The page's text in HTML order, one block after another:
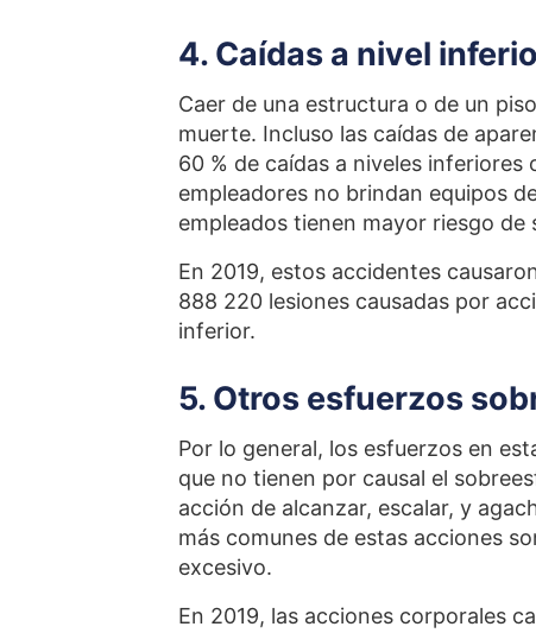
4. Caídas a nivel
Caer de una estructura o de un
muerte. Incluso las caídas de
60 % de caídas a niveles
empleadores no brindan equipos
empleados tienen mayor riesgo de
En 2019, estos accidentes
888 220 lesiones causadas por
inferior.
5. Otros esfuerzos
Por lo general, los esfuerzos en
que no tienen por causal el
acción de alcanzar, escalar, y
más comunes de estas acciones
excesivo.
En 2019, las acciones corporales